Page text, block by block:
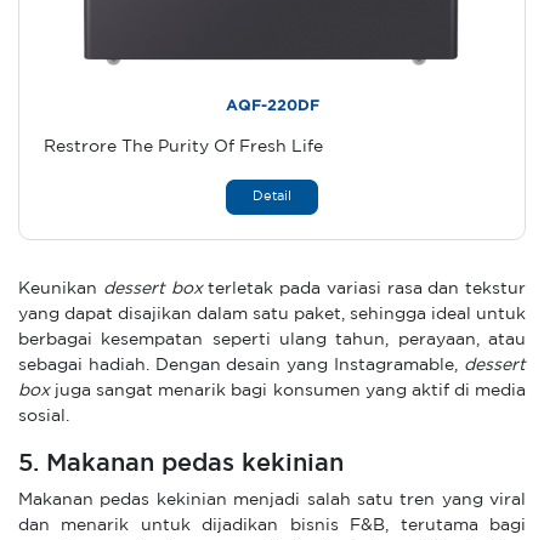
AQF-220DF
Restrore The Purity Of Fresh Life
Detail
Keunikan dessert boxterletak pada variasi rasa dan tekstur
yang dapat disajikan dalam satu paket, sehingga ideal untuk
berbagai kesempatan seperti ulang tahun, perayaan, atau
sebagai hadiah. Dengan desain yang Instagramable, dessert
boxjuga sangat menarik bagi konsumen yang aktif di media
sosial.
5. Makanan pedas kekinian
Makanan pedas kekinian menjadi salah satu tren yang viral
dan menarik untuk dijadikan bisnis F&B, terutama bagi